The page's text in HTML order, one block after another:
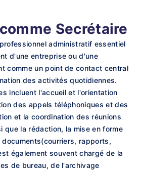
Secrétaire
administratif essentiel
d'une entreprise ou d'une
comme un point de contact central
des activités quotidiennes.
incluent l'accueil et l'orientation
des appels téléphoniques et des
et la coordination des réunions
que la rédaction, la mise en forme
rapports,
également souvent chargé de la
de bureau, de l'archivage